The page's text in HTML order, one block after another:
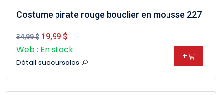
Costume pirate rouge bouclier en mousse 227
34,99 $ 19,99 $
Web : En stock
Détail succursales
+